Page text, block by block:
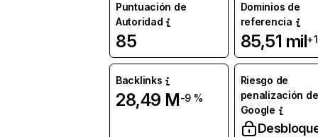
Puntuación de
Autoridad
85
Dominios de
referencia
85,51 mil
Backlinks
28,49 M-9 %
Riesgo de
penalización de
Google